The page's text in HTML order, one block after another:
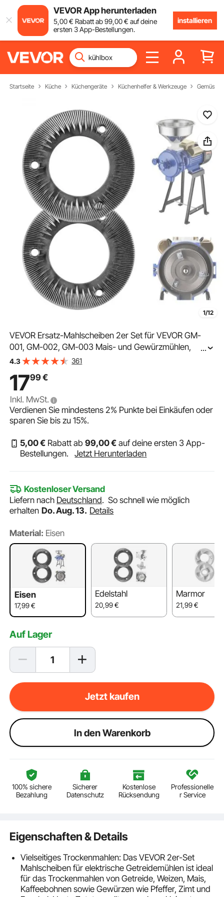
VEVOR App herunterladen
5,00€ Rabatt ab99,00€ auf deine
ersten 3 App-Bestellungen.
installieren
Startseite Küche Küchengeräte Küchenhelfer & Werkzeuge
1/12
VEVOR Ersatz-Mahlscheiben 2er Set für VEVOR GM-
001, GM-002, GM-003 Mais- und Gewürzmühlen,
Mahlplatten für Trockenmahlung, Passend für Mais,
Gusseisen
...
4.3 361
1799€
Inkl. MwSt.
Verdienen Sie mindestens2% Punkte bei Einkäufen oder
sparen Sie bis zu15%.
5,00€ Rabatt ab99,00€ auf deine ersten 3 App-
Bestellungen.
Jetzt Herunterladen
Kostenloser Versand
Liefern nach Deutschland.So schnell wie möglich
erhalten Do. Aug. 13. Details
Material: Eisen
Eisen
17,99€
Edelstahl
20,99€
Marmor
21,99€
Auf Lager
Jetzt kaufen
ln den Warenkorb
100% sichere
Bezahlung
Sicherer
Datenschutz
Kostenlose
Rücksendung
Professionelle
r Service
Eigenschaften & Details
Vielseitiges Trockenmahlen: Das VEVOR 2er-Set
Mahlscheiben für elektrische Getreidemühlen ist ideal
für das Trockenmahlen von Getreide, Weizen, Mais,
Kaffeebohnen sowie Gewürzen wie Pfeffer, Zimt und